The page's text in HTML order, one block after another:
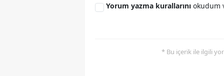
Yorum yazma kurallarını okudum
* Bu içerik ile ilgili